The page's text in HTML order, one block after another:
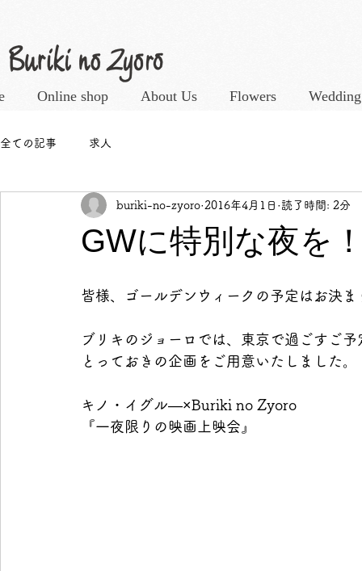
Online shop About Us Flowers Wedding
全ての記事 求人
GWに特別な夜を
buriki-no-zyoro 2016年4月1日 読了時間: 2分
皆様、ゴールデンウィークの予定はお決ま
ブリキのジョーロでは、東京で過ごすご
とっておきの企画をご用意いたしました。
キノ・イグル―×Buriki no Zyoro
『一夜限りの映画上映会』